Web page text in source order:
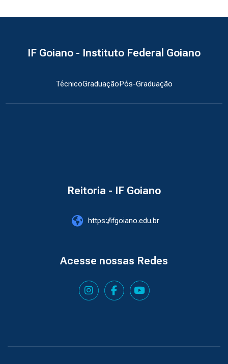
IF Goiano - Instituto Federal Goiano
TécnicoGraduaçãoPós-Graduação
Reitoria - IF Goiano
https://ifgoiano.edu.br
Acesse nossas Redes